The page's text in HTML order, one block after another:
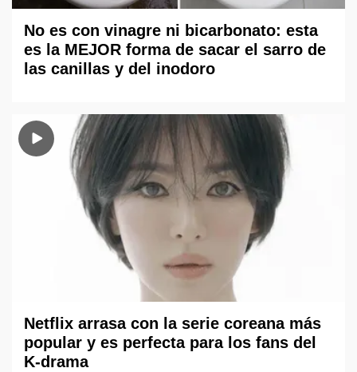
No es con vinagre ni bicarbonato: esta
es la MEJOR forma de sacar el sarro de
las canillas y del inodoro
Netflix arrasa con la serie coreana más
popular y es perfecta para los fans del
K-drama